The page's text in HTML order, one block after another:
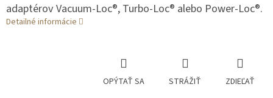
adaptérov Vacuum-Loc®, Turbo-Loc® alebo Power-Loc®.
Detailné informácie
OPÝTAŤ SA STRÁŽIŤ ZDIEĽAŤ